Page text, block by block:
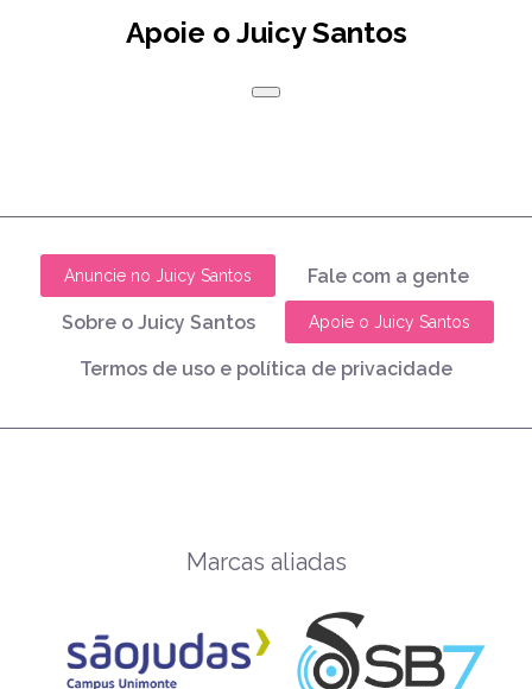
Apoie o Juicy Santos
Anuncie no Juicy Santos Fale com a gente
Sobre o Juicy Santos Apoie o Juicy Santos
Termos de uso e política de privacidade
Marcas aliadas